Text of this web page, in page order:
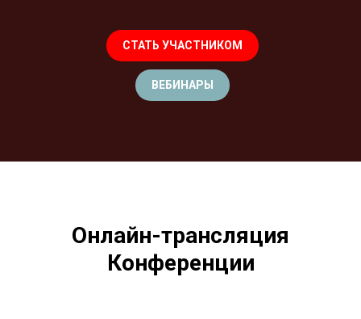
СТАТЬ УЧАСТНИКОМ
ВЕБИНАРЫ
Онлайн-трансляция
Конференции